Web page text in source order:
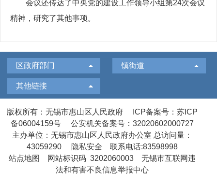
会议还传达了中央党的建设工作领导小组第24次会议
精神，研究了其他事项。
区政府部门 镇街道
其他链接
版权所有：无锡市惠山区人民政府
ICP备案号：苏ICP
备06004159号
公安机关备案号：32020602000727
主办单位：无锡市惠山区人民政府办公室 总访问量：
43059290
隐私安全
联系电话:83598998
站点地图
网站标识码 3202060003
无锡市互联网违
法和有害不良信息举报中心